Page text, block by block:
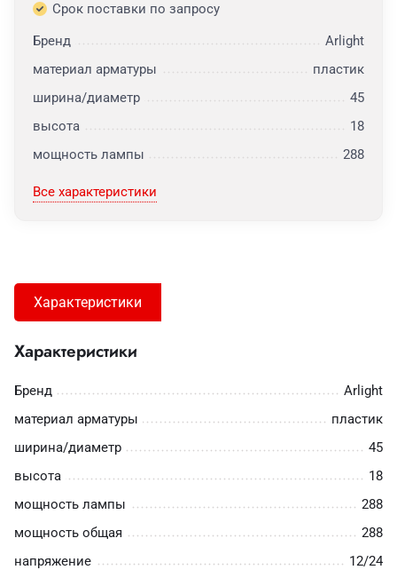
Срок поставки по запросу
Бренд
Arlight
материал арматуры
пластик
ширина/диаметр
45
высота
18
мощность лампы
288
Все характеристики
Характеристики
Характеристики
Бренд
Arlight
материал арматуры
пластик
ширина/диаметр
45
высота
18
мощность лампы
288
мощность общая
288
напряжение
12/24